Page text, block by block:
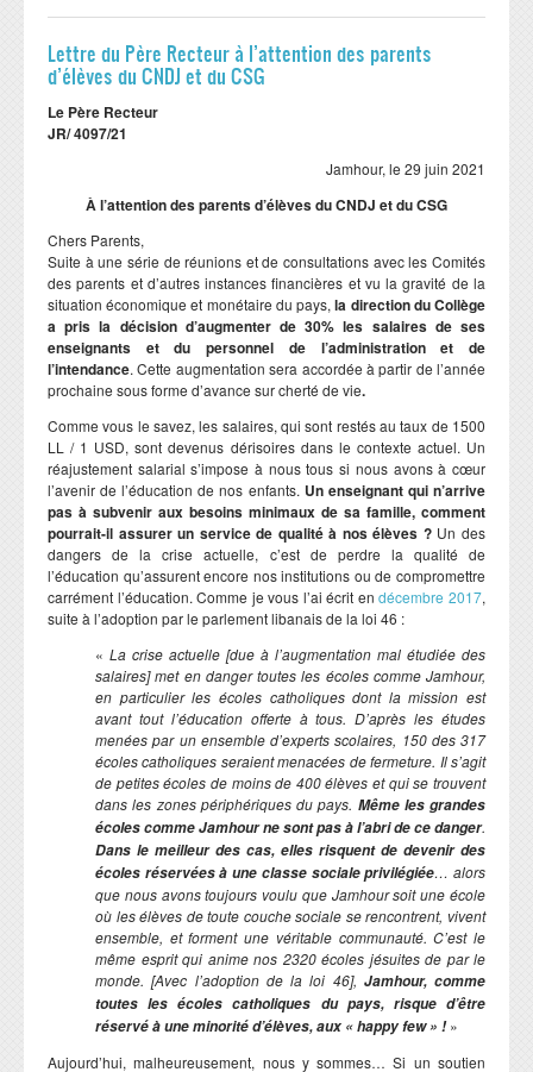
Lettre du Père Recteur à l’attention des parents
d’élèves du CNDJ et du CSG
Le Père Recteur
JR/ 4097/21
Jamhour, le 29 juin 2021
À l’attention des parents d’élèves du CNDJ et du CSG
Chers Parents,
Suite à une série de réunions et de consultations avec les Comités
des parents et d’autres instances financières et vu la gravité de la
situation économique et monétaire du pays,la direction du Collège
a pris la décision d’augmenter de 30% les salaires de ses
enseignants et du personnel de l’administration et de
l’intendance. Cette augmentation sera accordée à partir de l’année
prochaine sous forme d’avance sur cherté de vie.
Comme vous le savez, les salaires, qui sont restés au taux de 1500
LL / 1 USD, sont devenus dérisoires dans le contexte actuel. Un
réajustement salarial s’impose à nous tous si nous avons à cœur
l’avenir de l’éducation de nos enfants. Un enseignant qui n’arrive
pas à subvenir aux besoins minimaux de sa famille, comment
pourrait-il assurer un service de qualité à nos élèves ? Un des
dangers de la crise actuelle, c’est de perdre la qualité de
l’éducation qu’assurent encore nos institutions ou de compromettre
carrément l’éducation. Comme je vous l’ai écrit endécembre 2017,
suite à l’adoption par le parlement libanais de la loi 46 :
« La crise actuelle [due à l’augmentation mal étudiée des
salaires] met en danger toutes les écoles comme Jamhour,
en particulier les écoles catholiques dont la mission est
avant tout l’éducation offerte à tous. D’après les études
menées par un ensemble d’experts scolaires, 150 des 317
écoles catholiques seraient menacées de fermeture. Il s’agit
de petites écoles de moins de 400 élèves et qui se trouvent
dans les zones périphériques du pays. Même les grandes
écoles comme Jamhour ne sont pas à l’abri de ce danger.
Dans le meilleur des cas, elles risquent de devenir des
écoles réservées à une classe sociale privilégiée… alors
que nous avons toujours voulu que Jamhour soit une école
où les élèves de toute couche sociale se rencontrent, vivent
ensemble, et forment une véritable communauté. C’est le
même esprit qui anime nos 2320 écoles jésuites de par le
monde. [Avec l’adoption de la loi 46], Jamhour, comme
toutes les écoles catholiques du pays, risque d’être
réservé à une minorité d’élèves, aux « happy few » !»
Aujourd’hui, malheureusement, nous y sommes… Si un soutien